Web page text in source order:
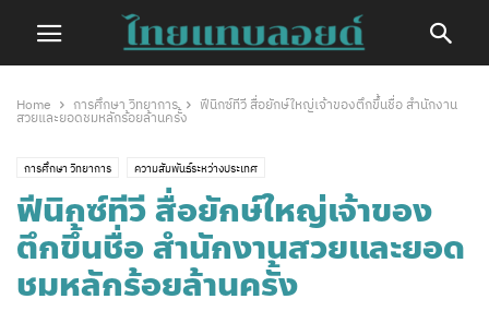
Home การศึกษา วิทยาการ
ฟีนิกซ์ทีวี สื่อยักษ์ใหญ่เจ้าของตึกขึ้นชื่อ สำนักงาน
สวยและยอดชมหลักร้อยล้านครั้ง
การศึกษา วิทยาการ ความสัมพันธ์ระหว่างประเทศ
ฟีนิกซ์ทีวี สื่อยักษ์ใหญ่เจ้าของ
ตึกขึ้นชื่อ สำนักงานสวยและยอด
ชมหลักร้อยล้านครั้ง